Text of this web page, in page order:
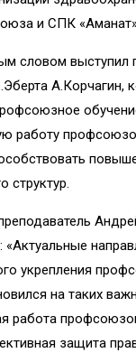
и СПК
словом выступил
А.Корчагин,
работу
структур.
«Актуальные
укрепления
на таких
работа
защита